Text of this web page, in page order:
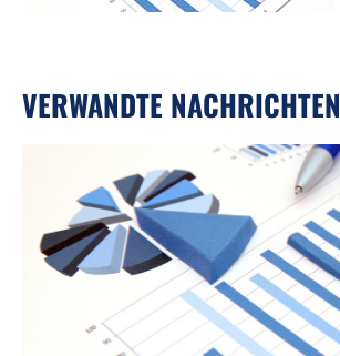
VERWANDTE NACHRICHTEN